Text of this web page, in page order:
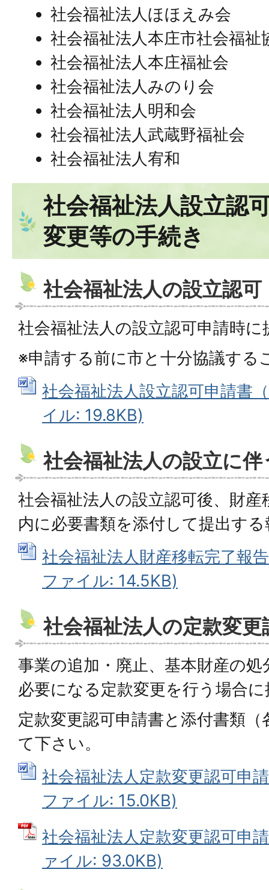
社会福祉法人ほほえみ会
社会福祉法人本庄市社会福祉
社会福祉法人本庄福祉会
社会福祉法人みのり会
社会福祉法人明和会
社会福祉法人武蔵野福祉会
社会福祉法人宥和
社会福祉法人設立認
変更等の手続き
社会福祉法人の設立認可
社会福祉法人の設立認可申請時
※申請する前に市と十分協議する
社会福祉法人設立認可申請書
イル: 19.8KB)
社会福祉法人の設立に
社会福祉法人の設立認可後、財産
内に必要書類を添付して提出す
社会福祉法人財産移転完了報
ファイル: 14.5KB)
社会福祉法人の定款変更
事業の追加・廃止、基本財産の
必要になる定款変更を行う場合
定款変更認可申請書と添付書類
て下さい。
社会福祉法人定款変更認可申
ファイル: 15.0KB)
社会福祉法人定款変更認可申
ァイル: 93.0KB)